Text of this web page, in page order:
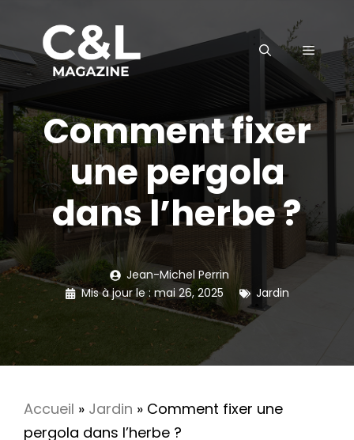
contenu
MENU
Comment fixer
une pergola
dans l’herbe ?
Jean-Michel Perrin
Mis à jour le : mai 26, 2025 Jardin
Accueil » Jardin » Comment fixer une
pergola dans l’herbe ?